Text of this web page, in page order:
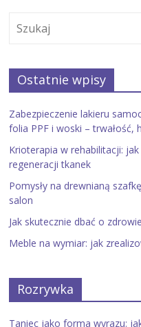
Ostatnie wpisy
Zabezpieczenie lakieru
folia PPF i woski –
Krioterapia w rehabilitacji:
regeneracji tkanek
Pomysły na drewnianą
salon
Jak skutecznie dbać o
Meble na wymiar: jak
Rozrywka
Taniec jako forma wyrazu: